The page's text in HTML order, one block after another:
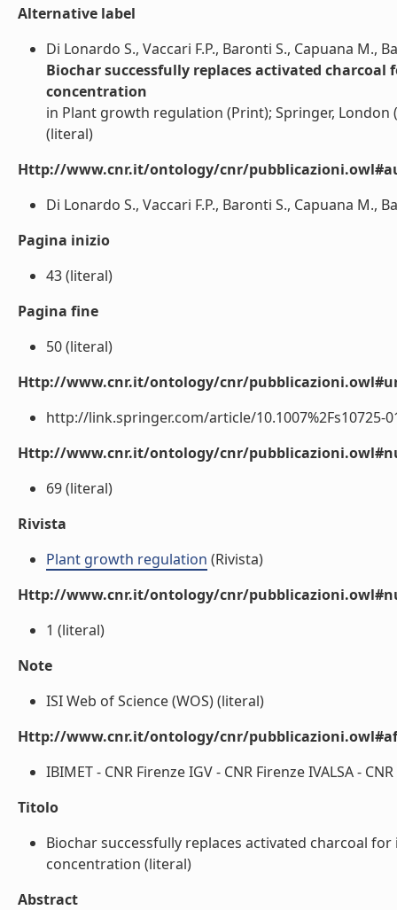
Alternative label
Di Lonardo S., Vaccari F.P., Baronti S., Capuana M.,
Biochar successfully replaces activated
concentration
in Plant growth regulation (Print); Springer, London
(literal)
Http://www.cnr.it/ontology/cnr/
Di Lonardo S., Vaccari F.P., Baronti S., Capuana M.,
Pagina inizio
43 (literal)
Pagina fine
50 (literal)
Http://www.cnr.it/ontology/cnr/
http://link.springer.com/article/10.1007%2Fs10725-
Http://www.cnr.it/ontology/cnr/
69 (literal)
Rivista
Plant growth regulation (Rivista)
Http://www.cnr.it/ontology/cnr/
1 (literal)
Note
ISI Web of Science (WOS) (literal)
Http://www.cnr.it/ontology/cnr/
IBIMET - CNR Firenze IGV - CNR Firenze IVALSA -
Titolo
Biochar successfully replaces activated charcoal
concentration (literal)
Abstract